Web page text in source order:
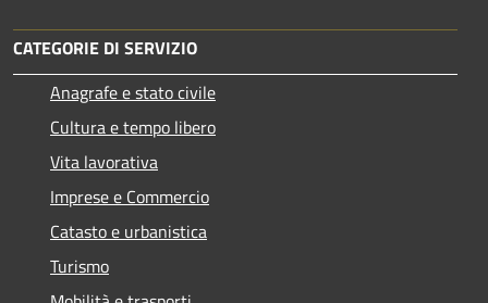
CATEGORIE DI SERVIZIO
Anagrafe e stato civile
Cultura e tempo libero
Vita lavorativa
Imprese e Commercio
Catasto e urbanistica
Turismo